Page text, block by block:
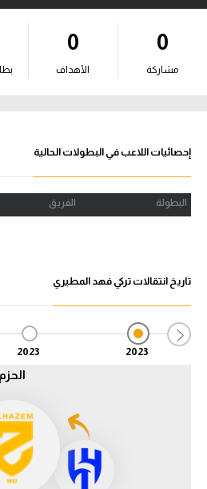
آراء حرة
ركن الألعاب
الدوري المصري
الدوري الإنجليزي الممتاز
الدوري الإيطالي
الدوري الألماني
دوري أبطال أوروبا
دوري أبطال إفريقيا
0
مشاركة
0
الأهداف
إحصائيات اللاعب في البطولات الحالية
البطولة الفريق
تاريخ انتقالات تركي فهد المطيري
2023
2023
الحزم